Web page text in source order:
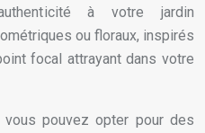
à votre jardin
ou floraux, inspirés
focal attrayant dans votre
pouvez opter pour des